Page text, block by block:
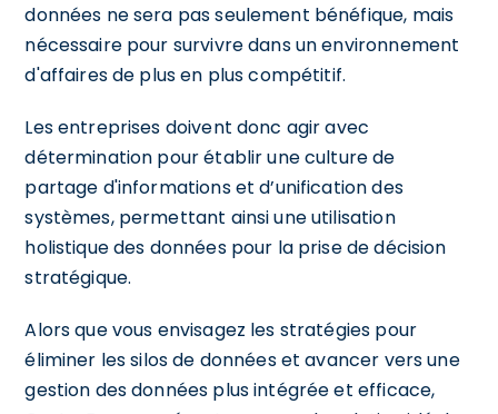
données ne sera pas seulement bénéfique, mais
nécessaire pour survivre dans un environnement
d'affaires de plus en plus compétitif.
Les entreprises doivent donc agir avec
détermination pour établir une culture de
partage d'informations et d’unification des
systèmes, permettant ainsi une utilisation
holistique des données pour la prise de décision
stratégique.
Alors que vous envisagez les stratégies pour
éliminer les silos de données et avancer vers une
gestion des données plus intégrée et efficace,